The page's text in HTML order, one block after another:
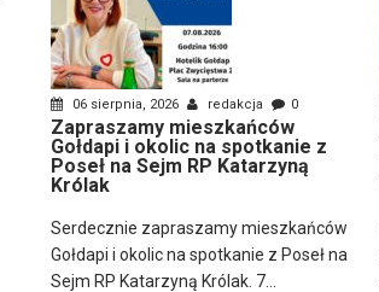
06 sierpnia, 2026 redakcja 0
Zapraszamy mieszkańców
Gołdapi i okolic na spotkanie z
Poseł na Sejm RP Katarzyną
Królak
Serdecznie zapraszamy mieszkańców
Gołdapi i okolic na spotkanie z Poseł na
Sejm RP Katarzyną Królak. 7...